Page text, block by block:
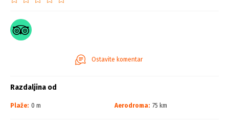
Ostavite komentar
Razdaljina od
Plaže: 0 m Aerodroma: 75 km